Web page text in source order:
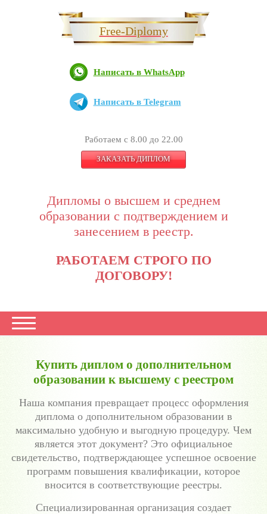
Free-Diplomy
Написать в WhatsApp
Написать в Telegram
Работаем с 8.00 до 22.00
ЗАКАЗАТЬ ДИПЛОМ
Дипломы о высшем и среднем
образовании с подтверждением и
занесением в реестр.
РАБОТАЕМ СТРОГО ПО
ДОГОВОРУ!
Купить диплом о дополнительном
образовании к высшему с реестром
Наша компания превращает процесс оформления
диплома о дополнительном образовании в
максимально удобную и выгодную процедуру. Чем
является этот документ? Это официальное
свидетельство, подтверждающее успешное освоение
программ повышения квалификации, которое
вносится в соответствующие реестры.
Специализированная организация создает